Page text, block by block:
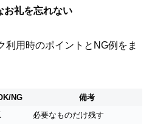
お礼を忘れない
利用時のポイントとNG例をま
NG
備考
必要なものだけ残す